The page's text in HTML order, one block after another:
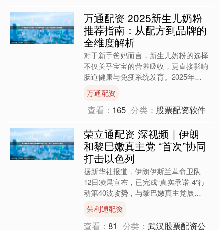
万通配资 2025新生儿奶粉
推荐指南：从配方到品牌的
全维度解析
对于新手爸妈而言，新生儿奶粉的选择
不仅关乎宝宝的营养吸收，更直接影响
肠道健康与免疫系统发育。2025年奶
粉市场迎来“精准配方”升级浪潮，乳铁
蛋白、HMOs、天然....
万通配资
查看： 165 分类： 股票配资软件
荣立通配资 深视频｜伊朗
和黎巴嫩真主党 “首次”协同
打击以色列
据新华社报道，伊朗伊斯兰革命卫队
12日凌晨宣布，已完成“真实承诺-4”行
动第40波攻势，与黎巴嫩真主党展开
联合作战，打击以色列目标和位于中东
地区的美军基地。以军....
荣利通配资
查看：81 分类：武汉股票配资公